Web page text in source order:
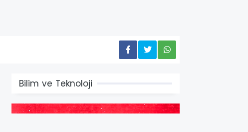
Bilim ve Teknoloji